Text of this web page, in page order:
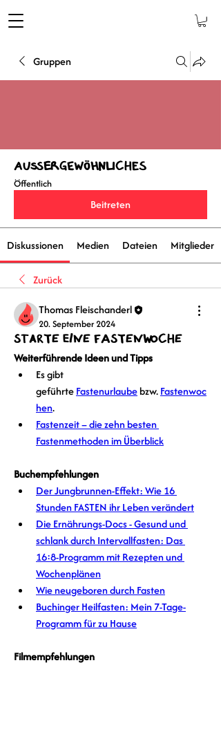
Gruppen
Außergewöhnliches
Öffentlich
Beitreten
Diskussionen Medien Dateien Mitglieder
Zurück
Thomas Fleischanderl
20. September 2024
Starte eine Fastenwoche
Weiterführende Ideen und Tipps
Es gibt
geführte Fastenurlaube bzw. Fastenwoc
hen.
Fastenzeit – die zehn besten
Fastenmethoden im Überblick
Buchempfehlungen
Der Jungbrunnen-Effekt: Wie 16
Stunden FASTEN ihr Leben verändert
Die Ernährungs-Docs - Gesund und
schlank durch Intervallfasten: Das
16:8-Programm mit Rezepten und
Wochenplänen
Wie neugeboren durch Fasten
Buchinger Heilfasten: Mein 7-Tage-
Programm für zu Hause
Filmempfehlungen